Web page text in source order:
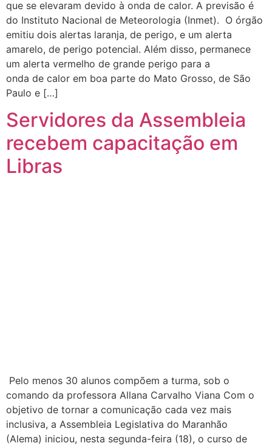
que se elevaram devido à onda de calor. A previsão é
do Instituto Nacional de Meteorologia (Inmet). O órgão
emitiu dois alertas laranja, de perigo, e um alerta
amarelo, de perigo potencial. Além disso, permanece
um alerta vermelho de grande perigo para a
onda de calor em boa parte do Mato Grosso, de São
Paulo e […]
Servidores da Assembleia
recebem capacitação em
Libras
Pelo menos 30 alunos compõem a turma, sob o
comando da professora Allana Carvalho Viana Com o
objetivo de tornar a comunicação cada vez mais
inclusiva, a Assembleia Legislativa do Maranhão
(Alema) iniciou, nesta segunda-feira (18), o curso de